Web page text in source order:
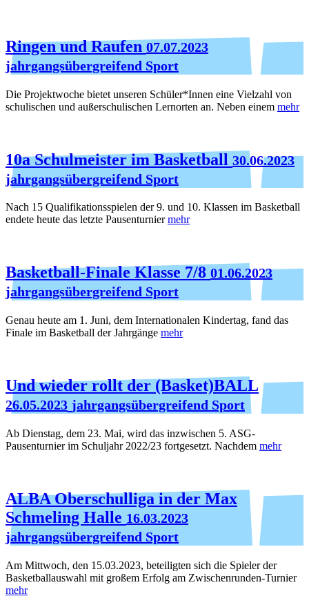
Ringen und Raufen07.07.2023
jahrgangsübergreifend Sport
Die Projektwoche bietet unseren Schüler*Innen eine Vielzahl von
schulischen und außerschulischen Lernorten an. Neben einem mehr
10a Schulmeister im Basketball 30.06.2023
jahrgangsübergreifend Sport
Nach 15 Qualifikationsspielen der 9. und 10. Klassen im Basketball
endete heute das letzte Pausenturniermehr
Basketball-Finale Klasse 7/8 01.06.2023
jahrgangsübergreifend Sport
Genau heute am 1. Juni, dem Internationalen Kindertag, fand das
Finale im Basketball der Jahrgänge mehr
Und wieder rollt der (Basket)BALL
26.05.2023 jahrgangsübergreifend Sport
Ab Dienstag, dem 23. Mai, wird das inzwischen 5. ASG-
Pausenturnier im Schuljahr 2022/23 fortgesetzt. Nachdem mehr
ALBA Oberschulliga in der Max
Schmeling Halle 16.03.2023
jahrgangsübergreifend Sport
Am Mittwoch, den 15.03.2023, beteiligten sich die Spieler der
Basketballauswahl mit großem Erfolg am Zwischenrunden-Turnier
mehr